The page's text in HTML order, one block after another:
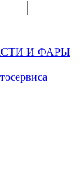
И ФАРЫ